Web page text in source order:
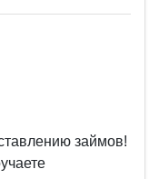
займов!